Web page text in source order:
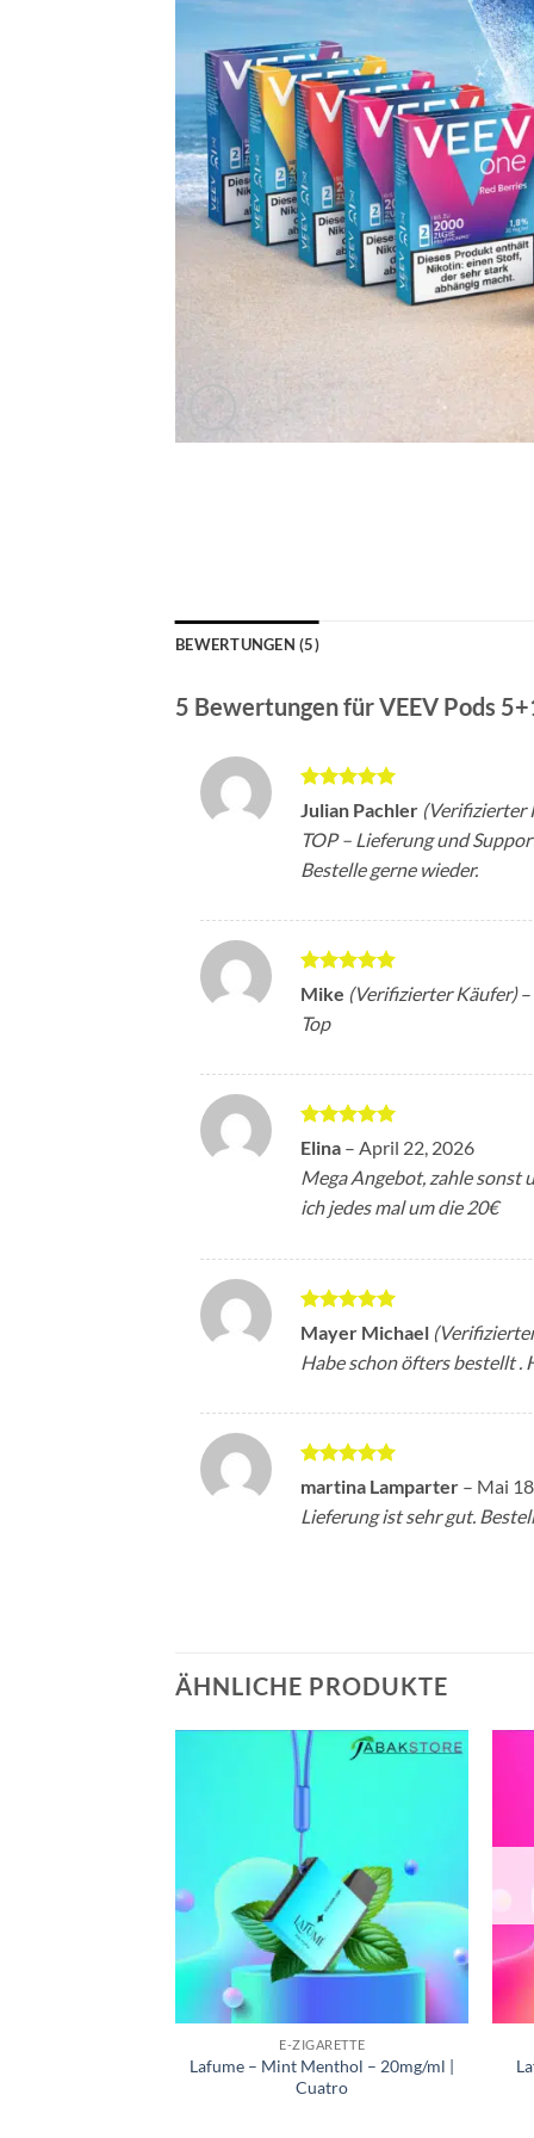
BEWERTUNGEN (5)
5 Bewertungen fürVEEV Pods
Bewertet
mit5von
5
Julian Pachler (Verifizierter
TOP – Lieferung und
Bestelle gerne wieder.
Bewertet
mit5von
5
Mike (Verifizierter Käufer) –
Top
Bewertet
mit5
von
5
Elina – April 22, 2026
Mega Angebot, zahle sonst
ich jedes mal um die 20€
Bewertet
mit5von
5
Mayer Michael
Habe schon öfters bestellt .
Bewertet
mit 5von
5
martina Lamparter – Mai
Lieferung ist sehr gut.
ÄHNLICHE PRODUKTE
E-ZIGARETTE
Lafume – Mint Menthol – 20mg/ml |
Cuatro